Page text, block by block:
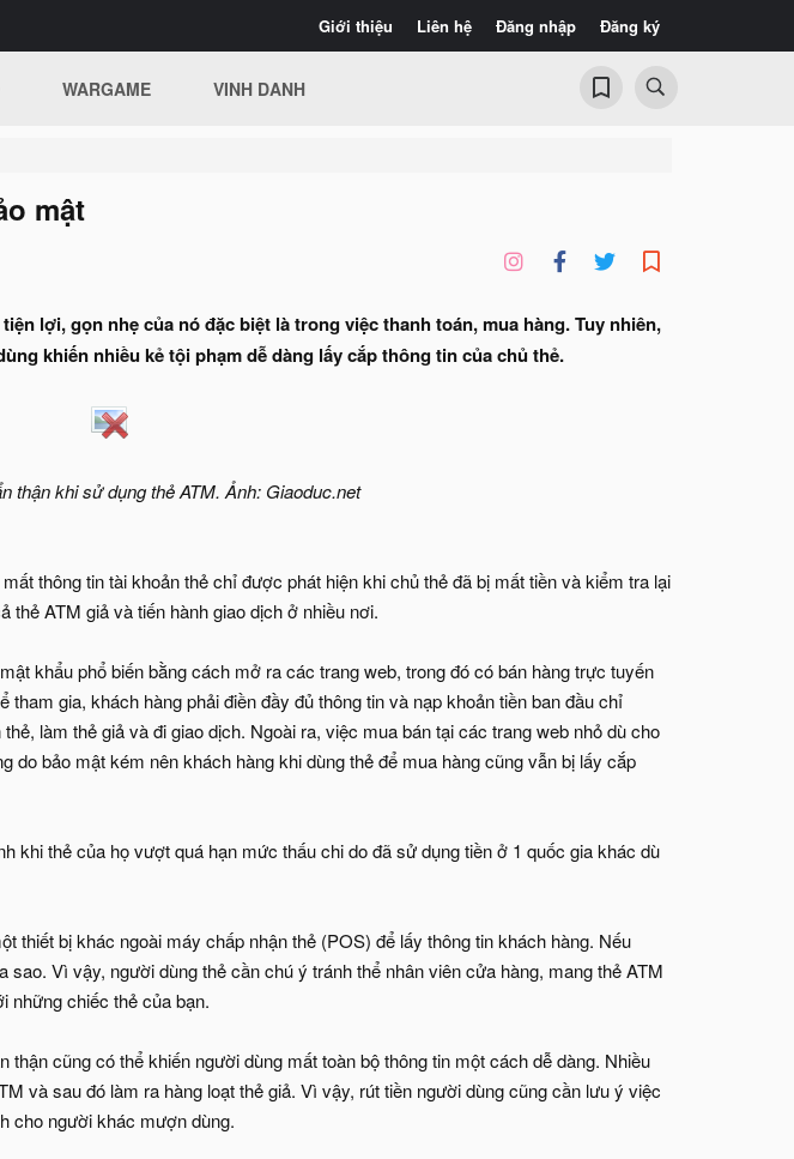
Giới thiệu Liên hệ Đăng nhập Đăng ký
WARGAME VINH DANH
mật
lợi, gọn nhẹ của nó đặc biệt là trong việc thanh toán, mua hàng. Tuy nhiên,
khiến nhiều kẻ tội phạm dễ dàng lấy cắp thông tin của chủ thẻ.
thận khi sử dụng thẻ ATM. Ảnh: Giaoduc.net
thông tin tài khoản thẻ chỉ được phát hiện khi chủ thẻ đã bị mất tiền và kiểm tra lại
ATM giả và tiến hành giao dịch ở nhiều nơi.
khẩu phổ biến bằng cách mở ra các trang web, trong đó có bán hàng trực tuyến
gia, khách hàng phải điền đầy đủ thông tin và nạp khoản tiền ban đầu chỉ
làm thẻ giả và đi giao dịch. Ngoài ra, việc mua bán tại các trang web nhỏ dù cho
do bảo mật kém nên khách hàng khi dùng thẻ để mua hàng cũng vẫn bị lấy cắp
khi thẻ của họ vượt quá hạn mức thấu chi do đã sử dụng tiền ở 1 quốc gia khác dù
thiết bị khác ngoài máy chấp nhận thẻ (POS) để lấy thông tin khách hàng. Nếu
Vì vậy, người dùng thẻ cần chú ý tránh thể nhân viên cửa hàng, mang thẻ ATM
những chiếc thẻ của bạn.
cũng có thể khiến người dùng mất toàn bộ thông tin một cách dễ dàng. Nhiều
và sau đó làm ra hàng loạt thẻ giả. Vì vậy, rút tiền người dùng cũng cần lưu ý việc
cho người khác mượn dùng.